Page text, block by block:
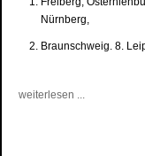
Nürnberg,
Braunschweig. 8.
weiterlesen ...